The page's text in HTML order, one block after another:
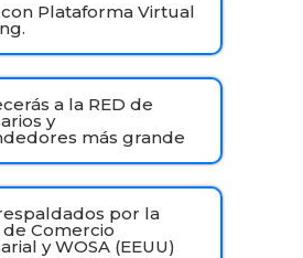
Plataforma Virtual
a la RED de
y
más grande
por la
de Comercio
y WOSA (EEUU)